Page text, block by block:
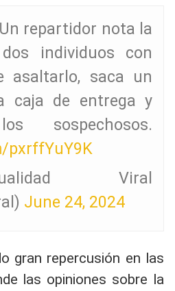
repartidor nota la
individuos con
asaltarlo, saca un
caja de entrega y
sospechosos.
pxrffYuY9K
Viral
June 24, 2024
gran repercusión en las
las opiniones sobre la